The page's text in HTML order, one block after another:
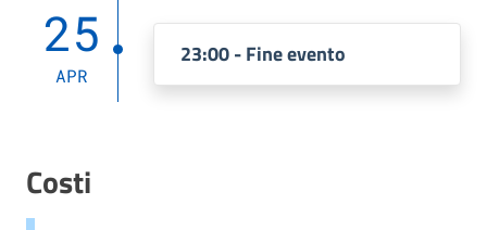
25
APR
23:00 - Fine evento
Costi